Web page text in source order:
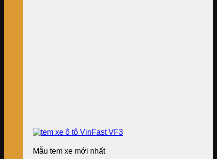
Mẫu tem xe mới nhất